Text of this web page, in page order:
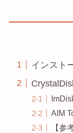
インスト
AIM
【参